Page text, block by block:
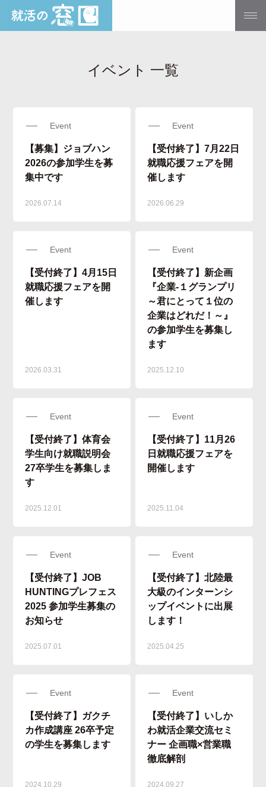
イベント 一覧
Event
【募集】ジョブハン
2026の参加学生を募
集中です
2026.07.14
Event
【受付終了】7月22日
就職応援フェアを開
催します
2026.06.29
Event
【受付終了】4月15日
就職応援フェアを開
催します
2026.03.31
Event
【受付終了】新企画
『企業‐１グランプリ
～君にとって１位の
企業はどれだ！～』
の参加学生を募集し
ます
2025.12.10
Event
【受付終了】体育会
学生向け就職説明会
27卒学生を募集しま
す
2025.12.01
Event
【受付終了】11月26
日就職応援フェアを
開催します
2025.11.04
Event
【受付終了】JOB
HUNTINGプレフェス
2025 参加学生募集の
お知らせ
2025.07.01
Event
【受付終了】北陸最
大級のインターンシ
ップイベントに出展
します！
2025.04.25
Event
【受付終了】ガクチ
カ作成講座 26卒予定
の学生を募集します
2024.10.29
Event
【受付終了】いしか
わ就活企業交流セミ
ナー 企画職×営業職
徹底解剖
2024.09.27